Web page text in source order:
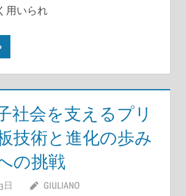
用いられ
社会を支えるプリ
技術と進化の歩み
の挑戦
日 GIULIANO